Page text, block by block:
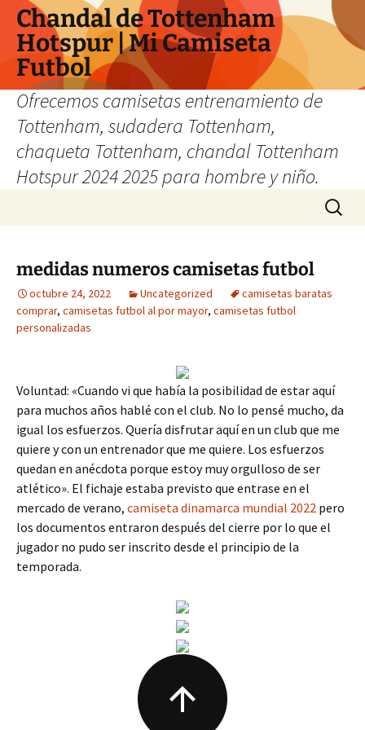
Chandal de Tottenham
Hotspur | Mi Camiseta
Futbol
Ofrecemos camisetas entrenamiento de
Tottenham, sudadera Tottenham,
chaqueta Tottenham, chandal Tottenham
Hotspur 2024 2025 para hombre y niño.
Buscar:
medidas numeros camisetas futbol
octubre 24, 2022 Uncategorized
camisetas baratas
comprar, camisetas futbol al por mayor, camisetas futbol
personalizadas
Voluntad: «Cuando vi que había la posibilidad de estar aquí
para muchos años hablé con el club. No lo pensé mucho, da
igual los esfuerzos. Quería disfrutar aquí en un club que me
quiere y con un entrenador que me quiere. Los esfuerzos
quedan en anécdota porque estoy muy orgulloso de ser
atlético». El fichaje estaba previsto que entrase en el
mercado de verano, camiseta dinamarca mundial 2022 pero
los documentos entraron después del cierre por lo que el
jugador no pudo ser inscrito desde el principio de la
temporada.